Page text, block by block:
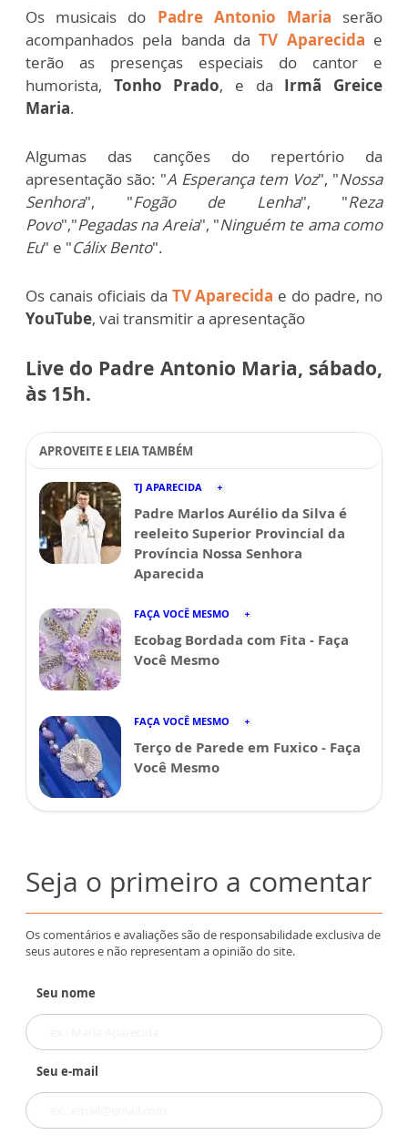
Os musicais do Padre Antonio Maria serão
acompanhados pela banda daTV Aparecida e
terão as presenças especiais do cantor e
humorista, Tonho Prado, e da Irmã Greice
Maria.
Algumas das canções do repertório da
apresentação são: "A Esperança tem Voz", "Nossa
Senhora", "Fogão de Lenha", "Reza
Povo","Pegadas na Areia", "Ninguém te ama como
Eu" e "Cálix Bento".
Os canais oficiais da TV Aparecida e do padre, no
YouTube, vai transmitir a apresentação
Live do Padre Antonio Maria, sábado,
às 15h.
APROVEITE E LEIA TAMBÉM
TJ APARECIDA
Padre Marlos Aurélio da Silva é
reeleito Superior Provincial da
Província Nossa Senhora
Aparecida
FAÇA VOCÊ MESMO
Ecobag Bordada com Fita - Faça
Você Mesmo
FAÇA VOCÊ MESMO
Terço de Parede em Fuxico - Faça
Você Mesmo
Seja o primeiro a comentar
Os comentários e avaliações são de responsabilidade exclusiva de
seus autores e não representam a opinião do site.
Seu nome
Seu e-mail